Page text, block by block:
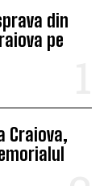
din
pe
Craiova,